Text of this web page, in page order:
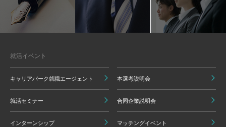
就活イベント
キャリアパーク就職エージェント 本選考説明会
就活セミナー 合同企業説明会
インターンシップ マッチングイベント